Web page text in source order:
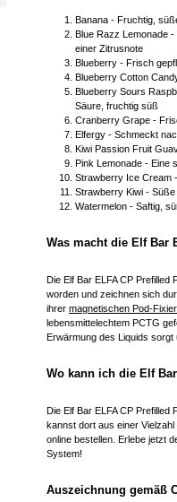
Banana - Fruchtig,
Blue Razz Lemonade
einer Zitrusnote
Blueberry - Frisch
Blueberry Cotton
Blueberry Sours
Säure, fruchtig süß
Cranberry Grape -
Elfergy - Schmeckt
Kiwi Passion Fruit
Pink Lemonade - Eine
Strawberry Ice Cream
Strawberry Kiwi -
Watermelon - Saftig,
Was macht die Elf Bar
Die Elf Bar ELFA CP Prefilled
worden und zeichnen sich
ihrer magnetischen Pod-
lebensmittelechtem PCTG
Erwärmung des Liquids
Wo kann ich die Elf
Die Elf Bar ELFA CP Prefilled
kannst dort aus einer
online bestellen. Erlebe jetzt
System!
Auszeichnung gemäß